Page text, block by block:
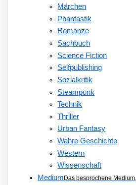
Märchen
Phantastik
Romanze
Sachbuch
Science Fiction
Selfpublishing
Sozialkritik
Steampunk
Technik
Thriller
Urban Fantasy
Wahre Geschichte
Western
Wissenschaft
Medium Das besprochene